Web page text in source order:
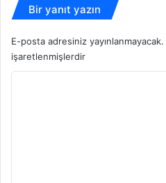
Bir yanıt yazın
E-posta adresiniz yayınlanmayacak.
işaretlenmişlerdir